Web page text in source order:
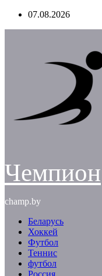
Перейти07.08.2026
Чемпион
champ.by
Беларусь
Хоккей
Футбол
Теннис
футбол
Россия